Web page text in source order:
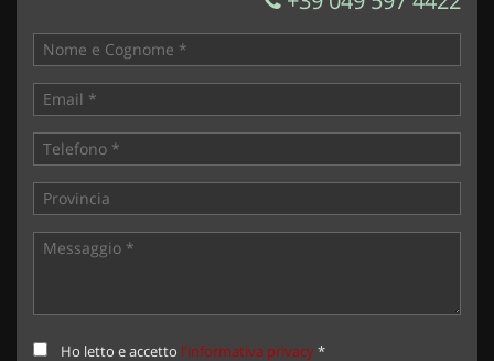
Ho letto e accetto l'informativa privacy*